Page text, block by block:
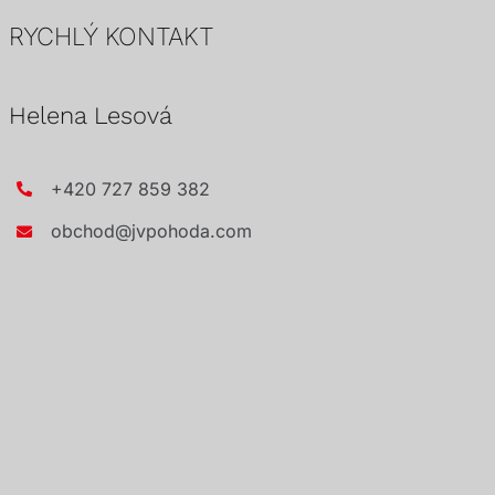
RYCHLÝ KONTAKT
Helena Lesová
+420 727 859 382
obchod@jvpohoda.com